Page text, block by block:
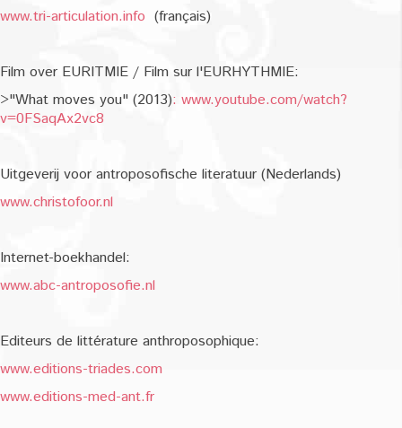
www.tri-articulation.info (français)
Film over EURITMIE / Film sur l'EURHYTHMIE:
>"What moves you" (2013): www.youtube.com/watch?
v=0FSaqAx2vc8
Uitgeverij voor antroposofische literatuur (Nederlands)
www.christofoor.nl
Internet-boekhandel:
www.abc-antroposofie.nl
Editeurs de littérature anthroposophique:
www.editions-triades.com
www.editions-med-ant.fr